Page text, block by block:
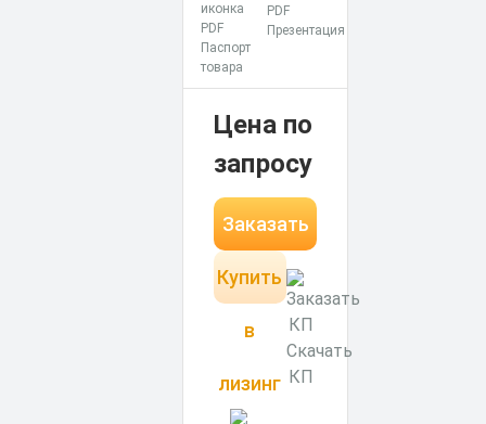
Паспорт
товара
Презентация
Цена по
запросу
Заказать
Купить
в
лизинг
Скачать
КП